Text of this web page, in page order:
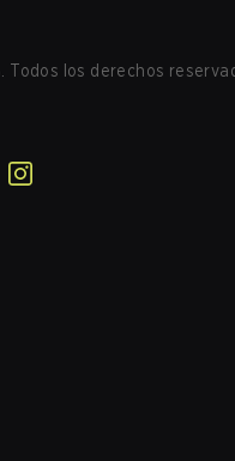
Todos los derechos